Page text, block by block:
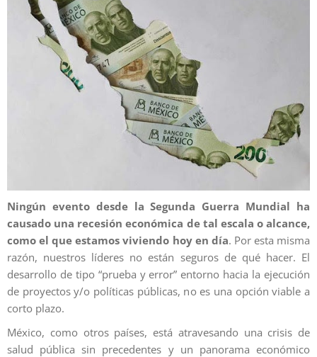
Ningún evento desde la Segunda Guerra Mundial ha
causado una recesión económica de tal escala o alcance,
como el que estamos viviendo hoy en día. Por esta misma
razón, nuestros líderes no están seguros de qué hacer. El
desarrollo de tipo “prueba y error” entorno hacia la ejecución
de proyectos y/o políticas públicas, no es una opción viable a
corto plazo.
México, como otros países, está atravesando una crisis de
salud pública sin precedentes y un panorama económico